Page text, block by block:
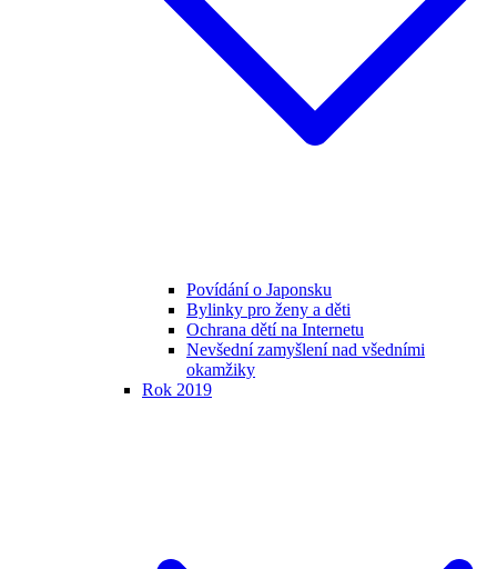
Povídání o Japonsku
Bylinky pro ženy a děti
Ochrana dětí na Internetu
Nevšední zamyšlení nad všedními
okamžiky
Rok 2019